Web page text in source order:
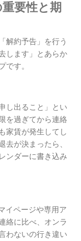
要性と期
解約予告」を行う
します」とあらか
です。
し出ること」とい
を過ぎてから連絡
家賃が発生してし
去が決まったら、
ンダーに書き込み
イページや専用ア
絡に比べ、オンラ
わないの行き違い